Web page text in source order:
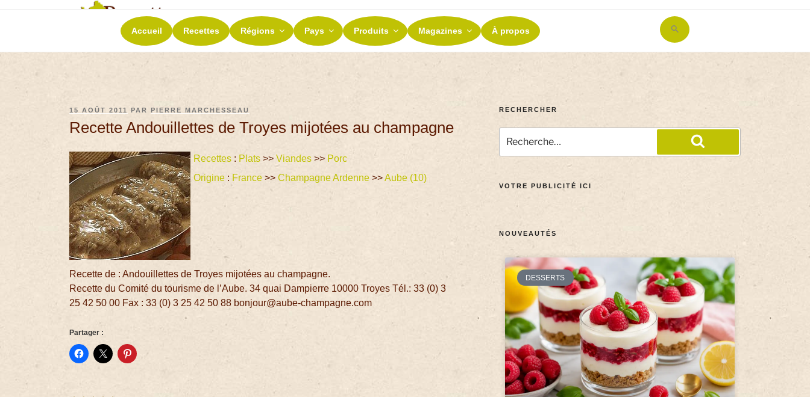
RECETTES ET TERROIRS
La richesse de nos terroirs
Accueil Recettes Régions Pays Produits Magazines À propos
Search
for:
15 AOÛT 2011 PARPIERRE MARCHESSEAU
Recette Andouillettes de Troyes mijotées au champagne
Recettes : Plats >>Viandes >> Porc
Origine : France >>Champagne Ardenne >>Aube (10)
Recette de : Andouillettes de Troyes mijotées au champagne.
Recette du Comité du tourisme de l’Aube. 34 quai Dampierre 10000 Troyes Tél.: 33 (0) 3
25 42 50 00 Fax : 33 (0) 3 25 42 50 88 bonjour@aube-champagne.com
Partager :
RECHERCHER
VOTRE PUBLICITÉ ICI
NOUVEAUTÉS
DESSERTS